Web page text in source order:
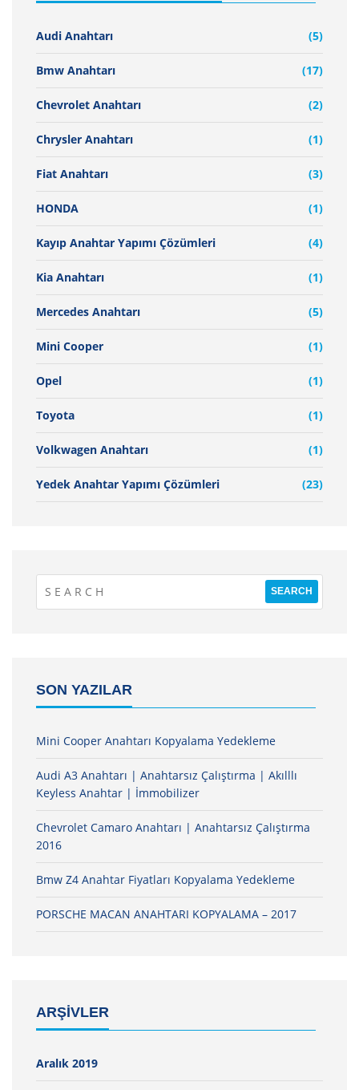
Audi Anahtarı (5)
Bmw Anahtarı (17)
Chevrolet Anahtarı (2)
Chrysler Anahtarı (1)
Fiat Anahtarı (3)
HONDA (1)
Kayıp Anahtar Yapımı Çözümleri (4)
Kia Anahtarı (1)
Mercedes Anahtarı (5)
Mini Cooper (1)
Opel (1)
Toyota (1)
Volkwagen Anahtarı (1)
Yedek Anahtar Yapımı Çözümleri (23)
SON YAZILAR
Mini Cooper Anahtarı Kopyalama Yedekleme
Audi A3 Anahtarı | Anahtarsız Çalıştırma | Akılllı
Keyless Anahtar | İmmobilizer
Chevrolet Camaro Anahtarı | Anahtarsız Çalıştırma
2016
Bmw Z4 Anahtar Fiyatları Kopyalama Yedekleme
PORSCHE MACAN ANAHTARI KOPYALAMA – 2017
ARŞIVLER
Aralık 2019